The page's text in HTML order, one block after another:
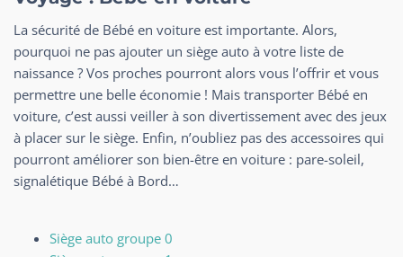
La sécurité de Bébé en voiture est importante. Alors,
pourquoi ne pas ajouter un siège auto à votre liste de
naissance ? Vos proches pourront alors vous l’offrir et vous
permettre une belle économie ! Mais transporter Bébé en
voiture, c’est aussi veiller à son divertissement avec des jeux
à placer sur le siège. Enfin, n’oubliez pas des accessoires qui
pourront améliorer son bien-être en voiture : pare-soleil,
signalétique Bébé à Bord…
Siège auto groupe 0